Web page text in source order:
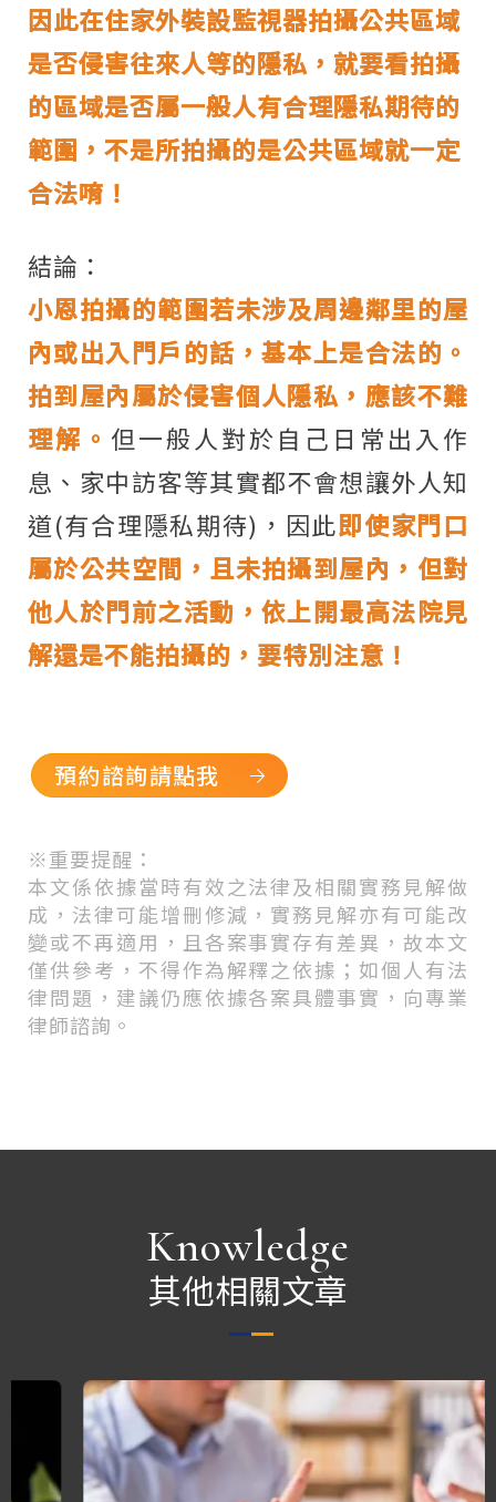
因此在住家外裝設監視器拍攝公共區域
是否侵害往來人等的隱私，就要看拍攝
的區域是否屬一般人有合理隱私期待的
範圍，不是所拍攝的是公共區域就一定
合法唷！
結論：
小恩拍攝的範圍若未涉及周邊鄰里的屋
內或出入門戶的話，基本上是合法的。
拍到屋內屬於侵害個人隱私，應該不難
理解。 但一般人對於自己日常出入作
息、家中訪客等其實都不會想讓外人知
道(有合理隱私期待) ，因此即使家門口
屬於公共空間，且未拍攝到屋內，但對
他人於門前之活動，依上開最高法院見
解還是不能拍攝的，要特別注意！
預約諮詢請點我
※重要提醒：
本文係依據當時有效之法律及相關實務見解做
成，法律可能增刪修減，實務見解亦有可能改
變或不再適用，且各案事實存有差異，故本文
僅供參考，不得作為解釋之依據；如個人有法
律問題，建議仍應依據各案具體事實，向專業
律師諮詢。
Knowledge
其他相關文章